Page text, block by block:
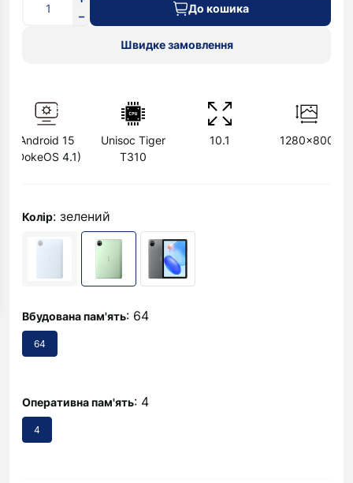
До кошика
Швидке замовлення
Android 15
(DokeOS 4.1)
Unisoc Tiger
T310
10.1 1280x800
Колір: зелений
Вбудована пам'ять: 64
64
Оперативна пам'ять: 4
4